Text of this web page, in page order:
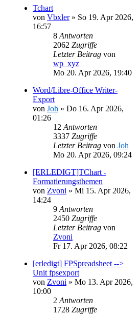
Tchart
von Vbxler» So 19. Apr 2026,
16:57
8 Antworten
2062 Zugriffe
Letzter Beitrag von
wp_xyz
Mo 20. Apr 2026, 19:40
Word/Libre-Office Writer-
Export
von Joh » Do 16. Apr 2026,
01:26
12 Antworten
3337 Zugriffe
Letzter Beitrag von Joh
Mo 20. Apr 2026, 09:24
[ERLEDIGT]TChart -
Formatierungsthemen
von Zvoni » Mi 15. Apr 2026,
14:24
9 Antworten
2450 Zugriffe
Letzter Beitrag von
Zvoni
Fr 17. Apr 2026, 08:22
[erledigt] FPSpreadsheet -->
Unit fpsexport
von Zvoni » Mo 13. Apr 2026,
10:00
2 Antworten
1728 Zugriffe